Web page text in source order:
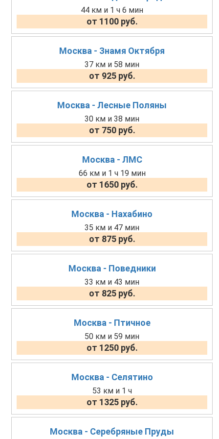
44 км и 1 ч 6 мин
от 1100 руб.
Москва - Знамя Октября
37 км и 58 мин
от 925 руб.
Москва - Лесные Поляны
30 км и 38 мин
от 750 руб.
Москва - ЛМС
66 км и 1 ч 19 мин
от 1650 руб.
Москва - Нахабино
35 км и 47 мин
от 875 руб.
Москва - Поведники
33 км и 43 мин
от 825 руб.
Москва - Птичное
50 км и 59 мин
от 1250 руб.
Москва - Селятино
53 км и 1 ч
от 1325 руб.
Москва - Серебряные Пруды